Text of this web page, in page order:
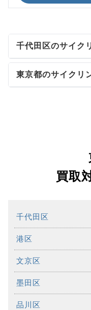
千代田区のサイク
東京都のサイクリ
買取
千代田区
港区
文京区
墨田区
品川区